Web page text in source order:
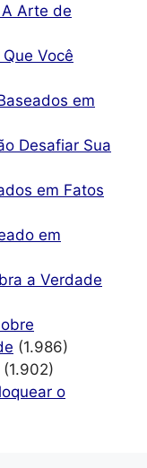
Arte de
Você
em
Desafiar Sua
em Fatos
em
a Verdade
(1.986)
(1.902)
o